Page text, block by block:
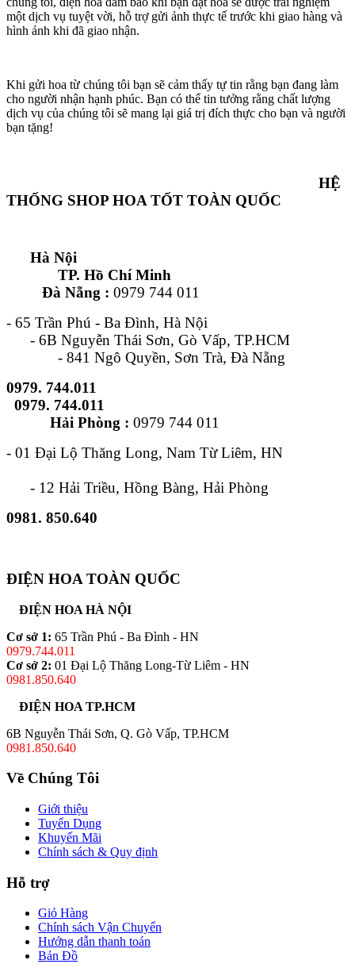
một dịch vụ tuyệt vời, hỗ trợ gửi ảnh thực tế trước khi giao hàng và
hình ảnh khi đã giao nhận.
Khi gửi hoa từ chúng tôi bạn sẽ cảm thấy tự tin rằng bạn đang làm
cho người nhận hạnh phúc. Bạn có thể tin tưởng rằng chất lượng
dịch vụ của chúng tôi sẽ mang lại giá trị đích thực cho bạn và người
bạn tặng!
HỆ
THỐNG SHOP HOA TỐT TOÀN QUỐC
Hà Nội
TP. Hồ Chí Minh
Đà Nẵng : 0979 744 011
- 65 Trần Phú - Ba Đình, Hà Nội
- 6B Nguyễn Thái Sơn, Gò Vấp, TP.HCM
- 841 Ngô Quyền, Sơn Trà, Đà Nẵng
0979. 744.011
0979. 744.011
Hải Phòng : 0979 744 011
- 01 Đại Lộ Thăng Long, Nam Từ Liêm, HN
- 12 Hải Triều, Hồng Bàng, Hải Phòng
0981. 850.640
ĐIỆN HOA TOÀN QUỐC
ĐIỆN HOA HÀ NỘI
Cơ sở 1: 65 Trần Phú - Ba Đình - HN
0979.744.011
Cơ sở 2: 01 Đại Lộ Thăng Long-Từ Liêm - HN
0981.850.640
ĐIỆN HOA TP.HCM
6B Nguyễn Thái Sơn, Q. Gò Vấp, TP.HCM
0981.850.640
Về Chúng Tôi
Giới thiệu
Tuyển Dụng
Khuyến Mãi
Chính sách & Quy định
Hỗ trợ
Giỏ Hàng
Chính sách Vận Chuyển
Hướng dẫn thanh toán
Bản Đồ